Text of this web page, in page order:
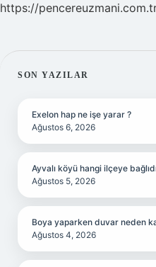
https://
SIDEBAR
SON YAZILAR
Exelon hap ne işe yarar ?
Ağustos 6, 2026
Ayvalı köyü hangi ilçeye
Ağustos 5, 2026
Boya yaparken duvar neden
Ağustos 4, 2026